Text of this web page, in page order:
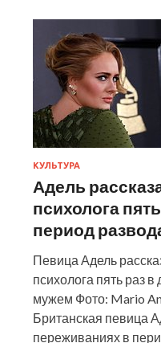
КУЛЬТУРА
Адель
психолога
период
Певица Адель
психолога пять раз
мужем Фото: Mario
Британская певица
переживаниях в